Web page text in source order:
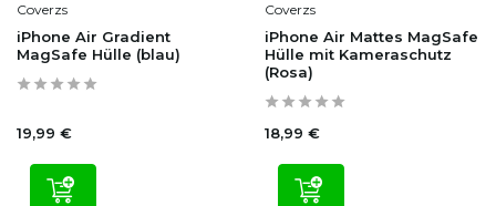
Coverzs
iPhone Air Gradient
MagSafe Hülle (blau)
19,99 €
Coverzs
iPhone Air Mattes MagSafe
Hülle mit Kameraschutz
(Rosa)
18,99 €